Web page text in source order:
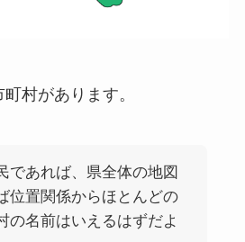
村があります。
であれば、県全体の地図
位置関係からほとんどの
の名前はいえるはずだよ